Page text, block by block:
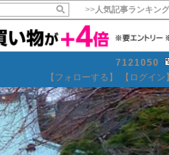
>>人気記事ランキング
7121050
【フォローする】 【ログイン】
いい